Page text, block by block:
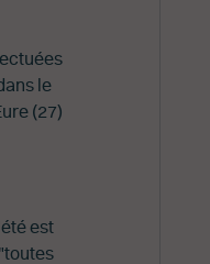
le
(27)
est